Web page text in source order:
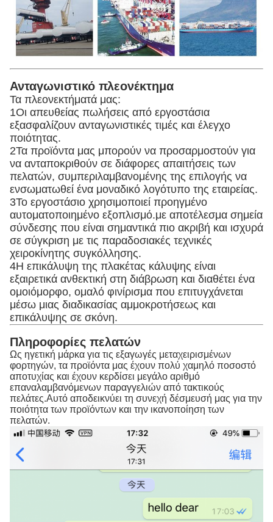
Ανταγωνιστικό πλεονέκτημα
Τα πλεονεκτήματά μας:
1Οι απευθείας πωλήσεις από εργοστάσια
εξασφαλίζουν ανταγωνιστικές τιμές και έλεγχο
ποιότητας.
2Τα προϊόντα μας μπορούν να προσαρμοστούν για
να ανταποκριθούν σε διάφορες απαιτήσεις των
πελατών, συμπεριλαμβανομένης της επιλογής να
ενσωματωθεί ένα μοναδικό λογότυπο της εταιρείας.
3Το εργοστάσιο χρησιμοποιεί προηγμένο
αυτοματοποιημένο εξοπλισμό.με αποτέλεσμα σημεία
σύνδεσης που είναι σημαντικά πιο ακριβή και ισχυρά
σε σύγκριση με τις παραδοσιακές τεχνικές
χειροκίνητης συγκόλλησης.
4Η επικάλυψη της πλακέτας κάλυψης είναι
εξαιρετικά ανθεκτική στη διάβρωση και διαθέτει ένα
ομοιόμορφο, ομαλό φινίρισμα που επιτυγχάνεται
μέσω μιας διαδικασίας αμμοκροτήσεως και
επικάλυψης σε σκόνη.
Πληροφορίες πελατών
Ως ηγετική μάρκα για τις εξαγωγές μεταχειρισμένων
φορτηγών, τα προϊόντα μας έχουν πολύ χαμηλό ποσοστό
αποτυχίας και έχουν κερδίσει μεγάλο αριθμό
επαναλαμβανόμενων παραγγελιών από τακτικούς
πελάτες.Αυτό αποδεικνύει τη συνεχή δέσμευσή μας για την
ποιότητα των προϊόντων και την ικανοποίηση των
πελατών.